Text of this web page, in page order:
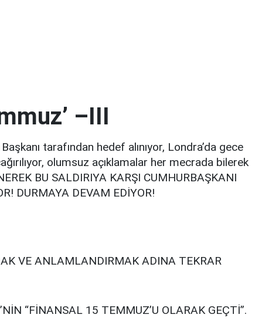
–III
tarafından hedef alınıyor, Londra’da gece
olumsuz açıklamalar her mecrada bilerek
BU SALDIRIYA KARŞI CUMHURBAŞKANI
DURMAYA DEVAM EDİYOR!
VE ANLAMLANDIRMAK ADINA TEKRAR
“FİNANSAL 15 TEMMUZ’U OLARAK GEÇTİ”.